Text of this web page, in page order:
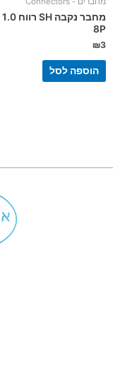
8P
₪3
הוספה לסל